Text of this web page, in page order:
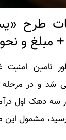
طرح
+ مبلغ و
تامین امنیت
شد و در مرحله
سه دهک اول
مشمول این